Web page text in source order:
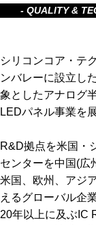
- QUALITY &
シリコンコア・テ
ンバレーに設立し
象としたアナログ
LEDパネル事業を
R&D拠点を米国・
センターを中国(広
米国、欧州、アジ
えるグローバル企
20年以上に及ぶIC